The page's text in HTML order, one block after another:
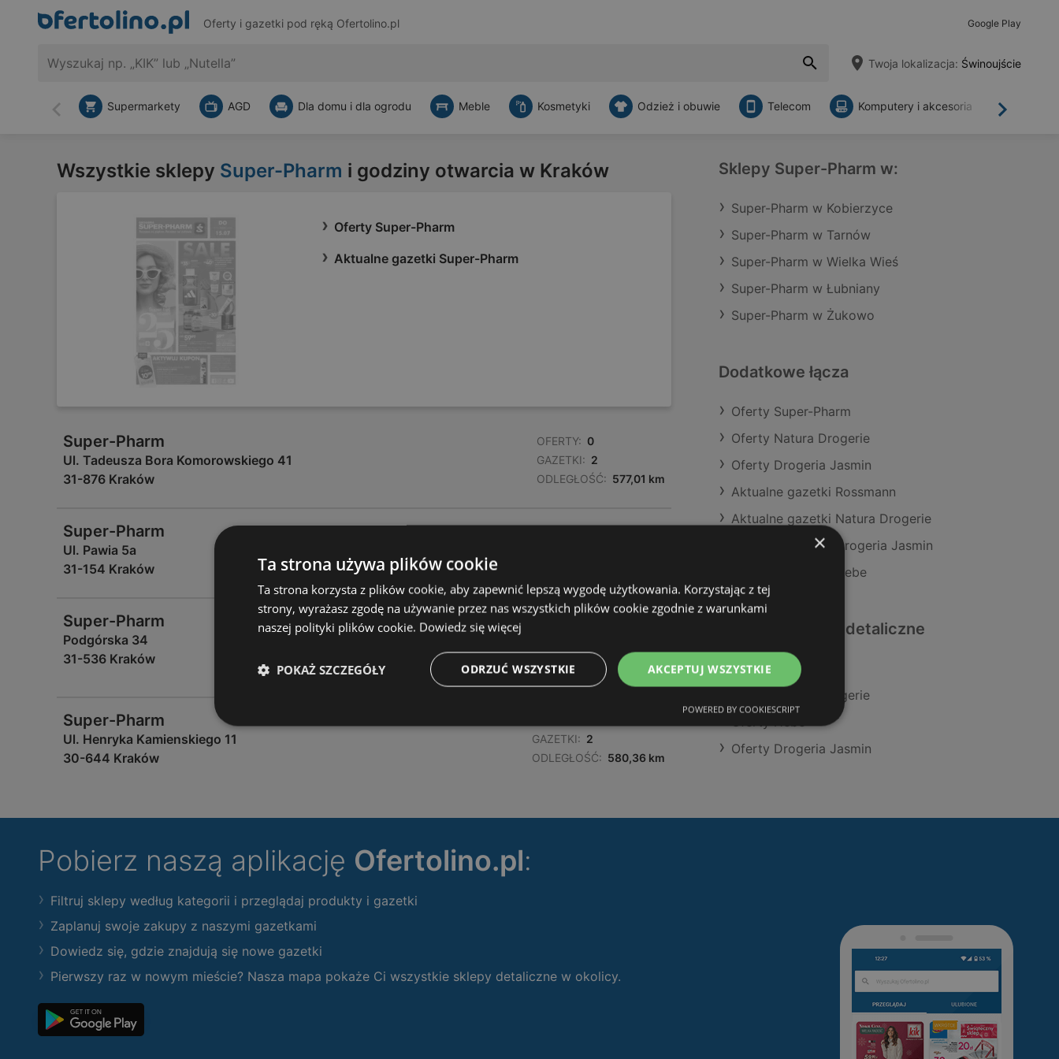
Oferty i gazetki pod ręką Ofertolino.pl Google Play
Twoja lokalizacja: Świnoujście
Wstecz Dalej
Supermarkety AGD Dla domu i dla ogrodu Meble Kosmetyki Odzież i obuwie Telecom Komputery i akcesoria
Wszystkie sklepy Super-Pharm i godziny otwarcia w Kraków
Oferty Super-Pharm
Aktualne gazetki Super-Pharm
Super-Pharm
Ul. Tadeusza Bora Komorowskiego 41
31-876 Kraków
OFERTY: 0
GAZETKI: 2
ODLEGŁOŚĆ: 577,01 km
Super-Pharm
Ul. Pawia 5a
31-154 Kraków
Super-Pharm
Podgórska 34
31-536 Kraków
OFERTY:
ODLEGŁOŚĆ:
578,66 km
Super-Pharm
Ul. Henryka Kamienskiego 11
30-644 Kraków
GAZETKI: 2
ODLEGŁOŚĆ: 580,36 km
Sklepy Super-Pharm w:
Super-Pharm w Kobierzyce
Super-Pharm w Tarnów
Super-Pharm w Wielka Wieś
Super-Pharm w Łubniany
Super-Pharm w Żukowo
Dodatkowe łącza
Oferty Super-Pharm
Oferty Natura Drogerie
Oferty Drogeria Jasmin
Aktualne gazetki Rossmann
Aktualne gazetki Natura Drogerie
Aktualne gazetki Drogeria Jasmin
Aktualne gazetki Hebe
Podobne sklepy detaliczne
Oferty Rossmann
Oferty Natura Drogerie
Oferty Hebe
Oferty Drogeria Jasmin
Pobierz naszą aplikację Ofertolino.pl:
Filtruj sklepy według kategorii i przeglądaj produkty i gazetki
Zaplanuj swoje zakupy z naszymi gazetkami
Dowiedz się, gdzie znajdują się nowe gazetki
Pierwszy raz w nowym mieście? Nasza mapa pokaże Ci wszystkie sklepy detaliczne w okolicy.
×
Ta strona używa plików cookie
Ta strona korzysta z plików cookie, aby zapewnić lepszą wygodę użytkowania. Korzystając z tej
strony, wyrażasz zgodę na używanie przez nas wszystkich plików cookie zgodnie z warunkami
naszej polityki plików cookie. Dowiedz się więcej
AKCEPTUJ WSZYSTKIE
ODRZUĆ WSZYSTKIE
POKAŻ SZCZEGÓŁY
POWERED BY COOKIESCRIPT